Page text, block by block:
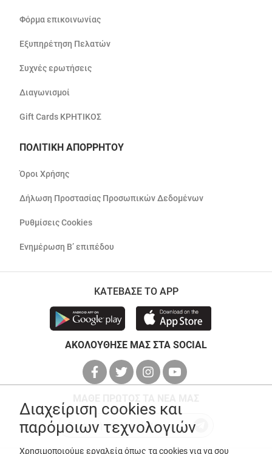
Φόρμα επικοινωνίας
Εξυπηρέτηση Πελατών
Συχνές ερωτήσεις
Διαγωνισμοί
Gift Cards ΚΡΗΤΙΚΟΣ
ΠΟΛΙΤΙΚΗ ΑΠΟΡΡΗΤΟΥ
Όροι Χρήσης
Δήλωση Προστασίας Προσωπικών Δεδομένων
Ρυθμίσεις Cookies
Ενημέρωση Β’ επιπέδου
ΚΑΤΕΒΑΣΕ ΤΟ APP
ΑΚΟΛΟΥΘΗΣΕ ΜΑΣ ΣΤΑ SOCIAL
Διαχείριση cookies και
παρόμοιων τεχνολογιών
Χρησιμοποιούμε εργαλεία όπως τα cookies για να σου